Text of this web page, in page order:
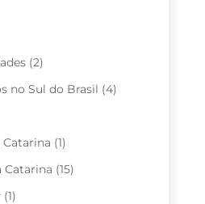
(2)
no Sul do Brasil (4)
Catarina (1)
Catarina (15)
(1)